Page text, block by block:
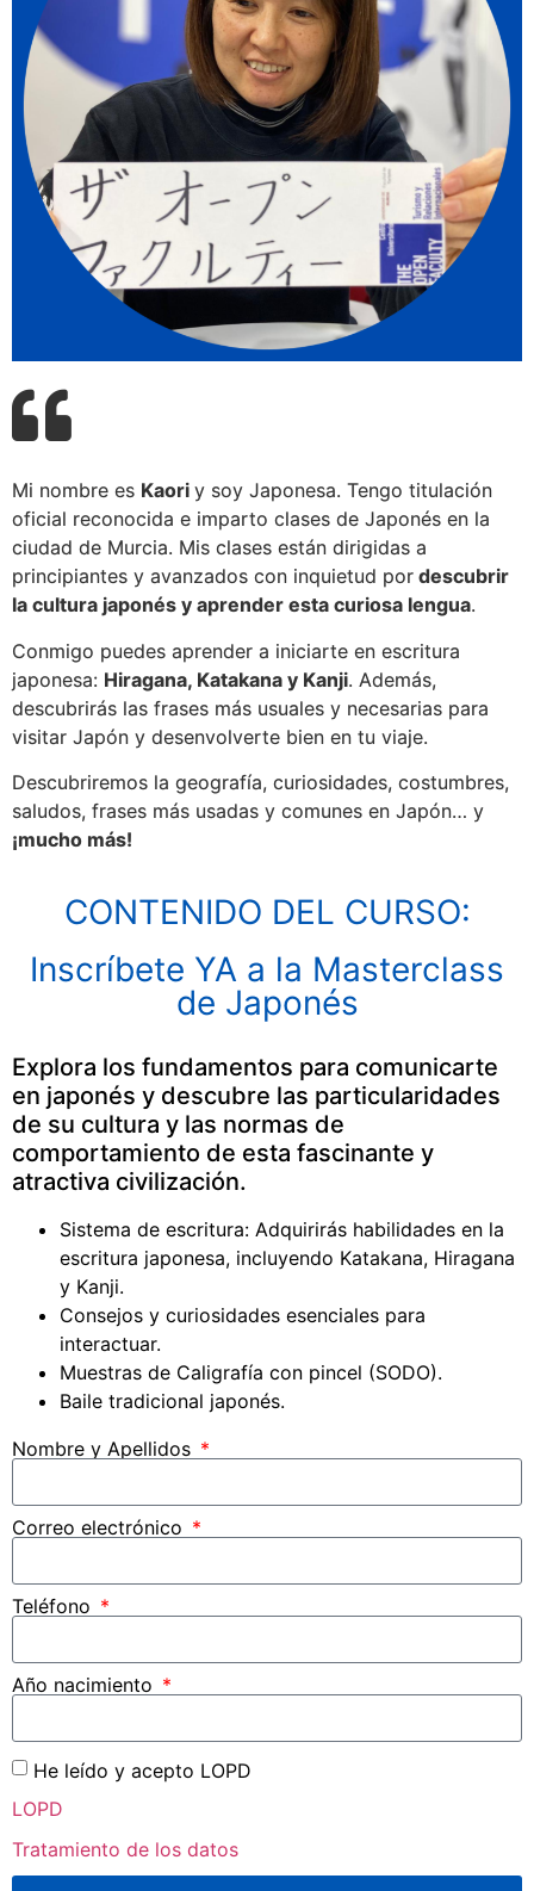
Mi nombre es Kaori y soy Japonesa. Tengo titulación
oficial reconocida e imparto clases de Japonés en la
ciudad de Murcia. Mis clases están dirigidas a
principiantes y avanzados con inquietud por descubrir
la cultura japonés y aprender esta curiosa lengua.
Conmigo puedes aprender a iniciarte en escritura
japonesa: Hiragana, Katakana y Kanji. Además,
descubrirás las frases más usuales y necesarias para
visitar Japón y desenvolverte bien en tu viaje.
Descubriremos la geografía, curiosidades, costumbres,
saludos, frases más usadas y comunes en Japón… y
¡mucho más!
CONTENIDO DEL CURSO:
Inscríbete YA a la Masterclass
de Japonés
Explora los fundamentos para comunicarte
en japonés y descubre las particularidades
de su cultura y las normas de
comportamiento de esta fascinante y
atractiva civilización.
Sistema de escritura: Adquirirás habilidades en la
escritura japonesa, incluyendo Katakana, Hiragana
y Kanji.
Consejos y curiosidades esenciales para
interactuar.
Muestras de Caligrafía con pincel (SODO).
Baile tradicional japonés.
Nombre y Apellidos
Correo electrónico
Teléfono
Año nacimiento
He leído y acepto LOPD
LOPD
Tratamiento de los datos